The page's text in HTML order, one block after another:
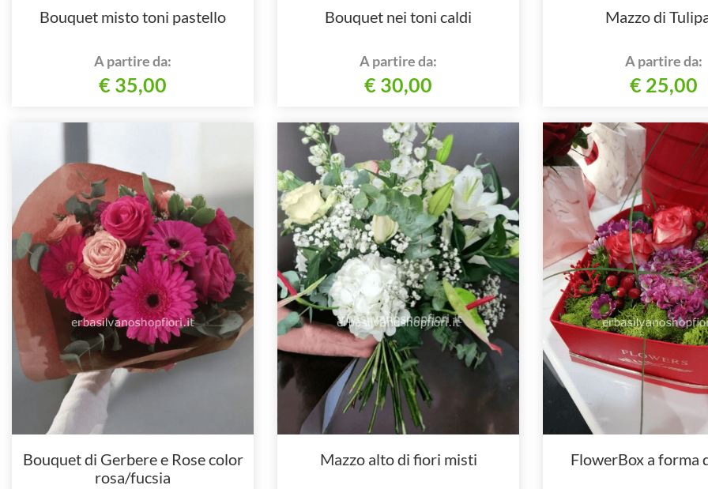
Bouquet misto toni pastello
A partire da:
€ 35,00
Bouquet nei toni caldi
A partire da:
€ 30,00
Mazzo di
A partire da:
€ 25,00
Bouquet di Gerbere e Rose color
rosa/fucsia
Mazzo alto di fiori misti FlowerBox a forma